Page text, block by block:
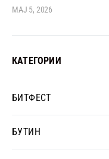
МАЈ 5, 2026
КАТЕГОРИИ
БИТФЕСТ
БУТИН